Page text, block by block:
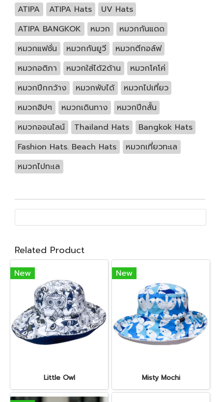
ATIPA ATIPA Hats
UV Hats
ATIPA BANGKOK
หมวก
หมวกกันแดด
หมวกแฟชั่น
หมวกกันยูวี
หมวกตีกอล์ฟ
หมวกอติภา
หมวกใส่ได้2ด้าน
หมวกโคโค่
หมวกปีกกว้าง
หมวกพับได้
หมวกไปเที่ยว
หมวกฮิปๆ
หมวกเดินทาง
หมวกปีกสั้น
หมวกออนไลน์
Thailand Hats
Bangkok Hats
Fashion Hats. Beach Hats
หมวกเที่ยวทะเล
หมวกไปทะเล
Related Product
New
Little Owl
New
Misty Mochi